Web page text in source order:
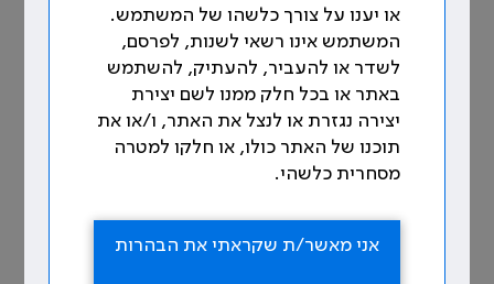
להסכם זה, ותהפוכנה לחלק בלתי נפרד ממנו. [1]
__________________________
או יענו על צורך כלשהו של המשתמש.
המשתמש אינו רשאי לשנות, לפרסם,
לשדר או להעביר, להעתיק, להשתמש
באתר או בכל חלק ממנו לשם יצירת
יצירה נגזרת או לנצל את האתר, ו/או את
תוכנו של האתר כולו, או חלקו למטרה
מסחרית כלשהי.
אני מאשר/ת שקראתי את הבהרות